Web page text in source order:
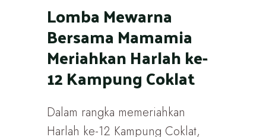
Lomba Mewarna
Bersama Mamamia
Meriahkan Harlah ke-
12 Kampung Coklat
Dalam rangka memeriahkan
Harlah ke-12 Kampung Coklat,